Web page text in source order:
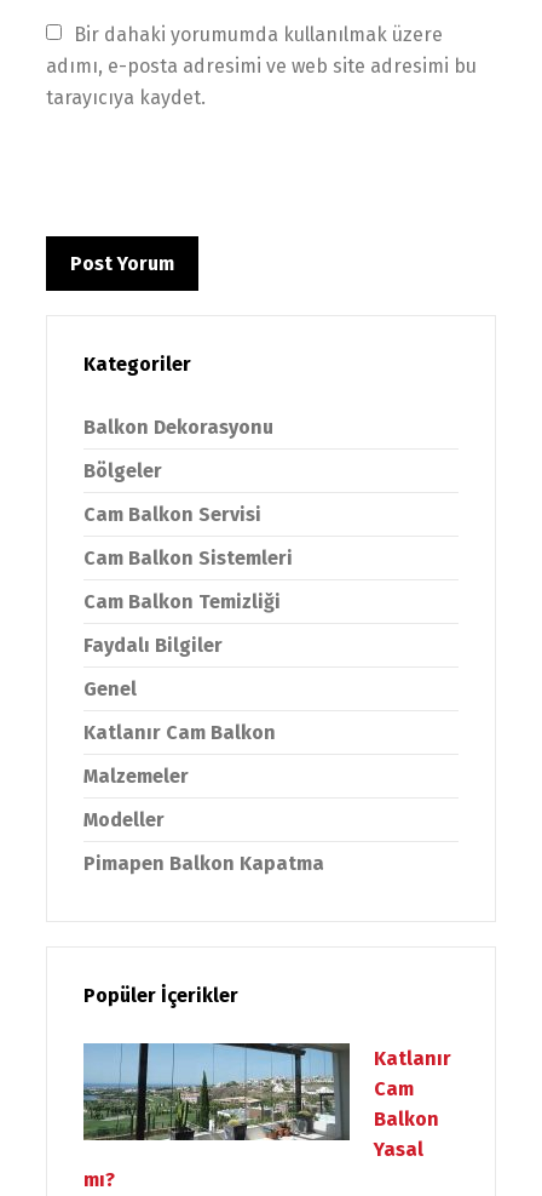
Bir dahaki yorumumda kullanılmak üzere
adımı, e-posta adresimi ve web site adresimi bu
tarayıcıya kaydet.
Kategoriler
Balkon Dekorasyonu
Bölgeler
Cam Balkon Servisi
Cam Balkon Sistemleri
Cam Balkon Temizliği
Faydalı Bilgiler
Genel
Katlanır Cam Balkon
Malzemeler
Modeller
Pimapen Balkon Kapatma
Popüler İçerikler
Katlanır
Cam
Balkon
Yasal
mı?